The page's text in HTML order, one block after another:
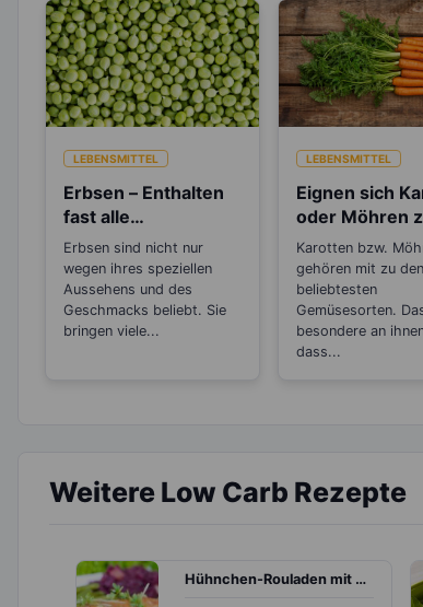
LEBENSMITTEL
Erbsen – Enthalten
fast alle
lebenswichtigen
Proteine
Erbsen sind nicht nur
wegen ihres speziellen
Aussehens und des
Geschmacks beliebt. Sie
bringen viele...
LEBENSMITTEL
Eignen sich
oder Möhren
Abnehmen?
Karotten bzw.
gehören mit zu den
beliebtesten
Gemüsesorten.
besondere an
dass...
Weitere Low Carb Rezepte
Hühnchen-Rouladen mit Bohnen